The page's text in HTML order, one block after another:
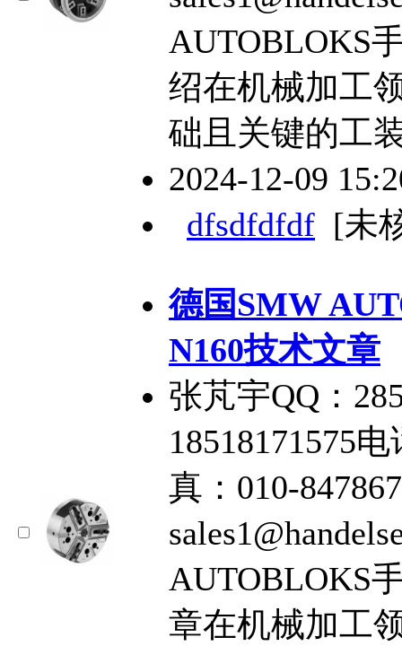
AUTOBLOKS
绍在机械加工
础且关键的工
2024-12-09
dfsdfdfdf [未
德国SMW
N160技术文章
张芃宇QQ：
18518171575
真：010-
AUTOBLOKS
章在机械加工